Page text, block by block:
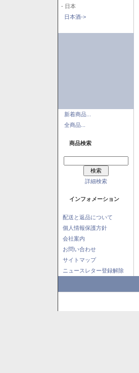
- 日本
日本酒->
新着商品...
全商品...
商品検索
詳細検索
インフォメーション
配送と返品について
個人情報保護方針
会社案内
お問い合わせ
サイトマップ
ニュースレター登録解除